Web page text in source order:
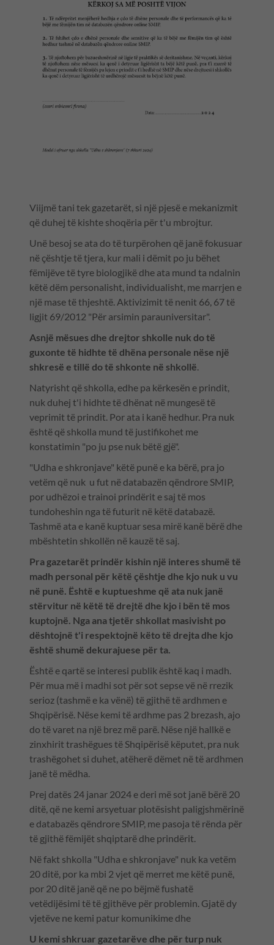
Viijmë tani tek gazetarët, si një pjesë e mekanizmit
që duhej të kishte shoqëria për t'u mbrojtur.
Unë besoj se ata do të turpërohen që janë fokusuar
në çështje të tjera, kur mali i dëmit po ju bëhet
fëmijëve të tyre biologjikë dhe ata mund ta ndalnin
këtë dëm personalisht, individualisht, me marrjen e
një mase të thjeshtë. Aktivizimit të nenit 66, 67 të
ligjit 69/2012 "Për arsimin parauniversitar".
Asnjë mësues dhe drejtor shkolle nuk do të
guxonte të hidhte të dhëna personale nëse një
shkresë e tillë do të shkonte në shkollë
Natyrisht që shkolla, edhe pa kërkesën e prindit,
nuk duhej t'i hidhte të dhënat në mungesë të
veprimit të prindit. Por ata i kanë hedhur. Pra nuk
është që shkolla mund të justifikohet me
konstatimin "po ju pse nuk bëtë gjë".
"Udha e shkronjave" këtë punë e ka bërë, pra jo
vetëm që nuk u fut në databazën qëndrore SMIP,
por udhëzoi e trainoi prindërit e saj të mos
tundoheshin nga të futurit në këtë databazë.
Tashmë ata e kanë kuptuar sesa mirë kanë bërë dhe
mbështetin shkollën në kauzë të saj.
Pra gazetarët prindër kishin një interes shumë të
madh personal për këtë çështje dhe kjo nuk u vu
në punë. Është e kuptueshme që ata nuk janë
stërvitur në këtë të drejtë dhe kjo i bën të mos
kuptojnë. Nga ana tjetër shkollat masivisht po
dështojnë t'i respektojnë këto të drejta dhe kjo
është shumë dekurajuese për ta.
Është e qartë se interesi publik është kaq i madh.
Për mua më i madhi sot për sot sepse vë në rrezik
serioz (tashmë e ka vënë) të gjithë të ardhmen e
Shqipërisë. Nëse kemi të ardhme pas 2 brezash, ajo
do të varet na një brez më parë. Nëse një hallkë e
zinxhirit trashëgues të Shqipërisë këputet, pra nuk
trashëgohet si duhet, atëherë dëmet në të ardhmen
janë të mëdha.
Prej datës 24 janar 2024 e deri më sot janë bërë 20
ditë, që ne kemi arsyetuar plotësisht paligjshmërinë
e databazës qëndrore SMIP, me pasoja të rënda për
të gjithë fëmijët shqiptarë dhe prindërit.
Në fakt shkolla "Udha e shkronjave" nuk ka vetëm
20 ditë, por ka mbi 2 vjet që merret me këtë punë,
por 20 ditë janë që ne po bëjmë fushatë
vetëdijësimi të të gjithëve për problemin. Gjatë dy
vjetëve ne kemi patur komunikime dhe
U kemi shkruar gazetarëve dhe për turp nuk